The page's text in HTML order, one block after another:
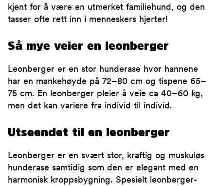
kjent for å være en utmerket familiehund, og den
tasser ofte rett inn i menneskers hjerter!
Så mye veier en leonberger
Leonberger er en stor hunderase hvor hannene
har en mankehøyde på 72–80 cm og tispene 65–
75 cm. En leonberger pleier å veie ca 40–60 kg,
men det kan variere fra individ til individ.
Utseendet til en leonberger
Leonberger er en svært stor, kraftig og muskuløs
hunderase samtidig som den er elegant med en
harmonisk kroppsbygning. Spesielt leonberger-